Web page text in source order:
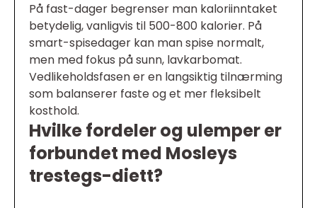
På fast-dager begrenser man kaloriinntaket
betydelig, vanligvis til 500-800 kalorier. På
smart-spisedager kan man spise normalt,
men med fokus på sunn, lavkarbomat.
Vedlikeholdsfasen er en langsiktig tilnærming
som balanserer faste og et mer fleksibelt
kosthold.
Hvilke fordeler og ulemper er
forbundet med Mosleys
trestegs-diett?